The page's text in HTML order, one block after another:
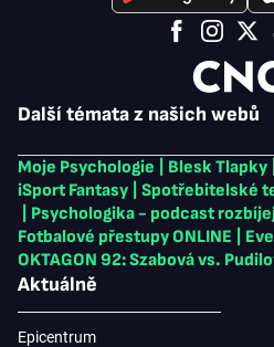
Další témata z našich webů
Moje Psychologie Blesk Tlapky
iSport Fantasy
Spotřebitelské
Psychologika - podcast
Fotbalové přestupy ONLINE
OKTAGON 92: Szabová vs.
Aktuálně
Epicentrum